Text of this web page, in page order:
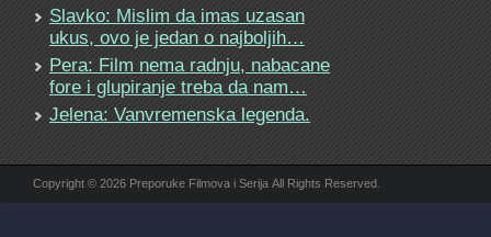
Slavko: Mislim da imas uzasan
ukus, ovo je jedan o najboljih…
Pera: Film nema radnju, nabacane
fore i glupiranje treba da nam…
Jelena: Vanvremenska legenda.
Copyright © 2026 Preporuke Filmova i Serija All Rights Reserved.